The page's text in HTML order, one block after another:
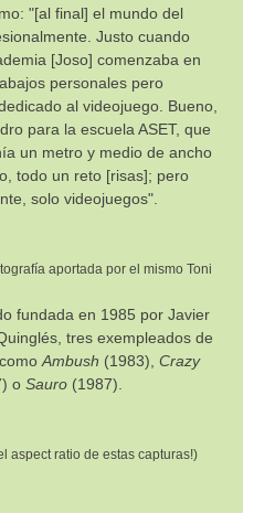
"[al final] el mundo del
Justo cuando
[Joso] comenzaba en
personales pero
al videojuego. Bueno,
para la escuela ASET, que
un metro y medio de ancho
todo un reto [risas]; pero
solo videojuegos".
aportada por el mismo Toni
fundada en 1985 por Javier
tres exempleados de
Ambush (1983), Crazy
o Sauro (1987).
aspect ratio de estas capturas!)